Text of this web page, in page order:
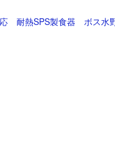
耐熱SPS製食器 ボス水野